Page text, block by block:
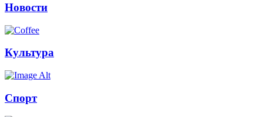
Новости
Культура
Спорт